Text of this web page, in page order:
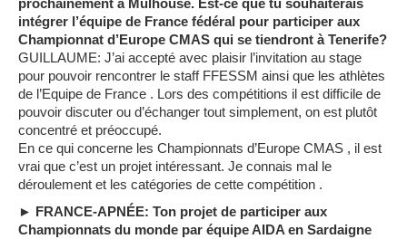
prochainement à Mulhouse. Est-ce que tu souhaiterais
intégrer l’équipe de France fédéral pour participer aux
Championnat d’Europe CMAS qui se tiendront à Tenerife?
GUILLAUME: J’ai accepté avec plaisir l’invitation au stage
pour pouvoir rencontrer le staff FFESSM ainsi que les athlètes
de l’Equipe de France . Lors des compétitions il est difficile de
pouvoir discuter ou d’échanger tout simplement, on est plutôt
concentré et préoccupé.
En ce qui concerne les Championnats d’Europe CMAS , il est
vrai que c’est un projet intéressant. Je connais mal le
déroulement et les catégories de cette compétition .
► FRANCE-APNÉE: Ton projet de participer aux
Championnats du monde par équipe AIDA en Sardaigne